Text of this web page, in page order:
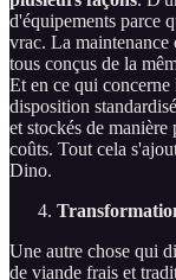
d'équipements parce
vrac. La maintenance
tous conçus de la
Et en ce qui
disposition
et stockés de
coûts. Tout cela
Dino.
Une autre chose qui
de viande frais et